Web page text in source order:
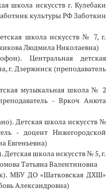
школа искусств г. Кулебаки
культуры РФ Заботкин
школа искусств № 7, г.
Людмила Николаевна)
Центральная детская
г. Дзержинск (преподаватель
музыкальная школа № 2
- Вркоч Анюта
Детская школа искусств №
- доцент Нижегородской
Евгеньевна)
Детская школа искусств № 5, г.
Татьяна Валентиновна
МБУ ДО «Шатковская ДХШ»
Александровна)